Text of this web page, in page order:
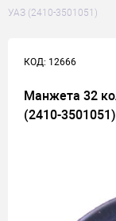
УАЗ (2410-3501051)
КОД: 12666
Манжета 32
(2410-3501051)